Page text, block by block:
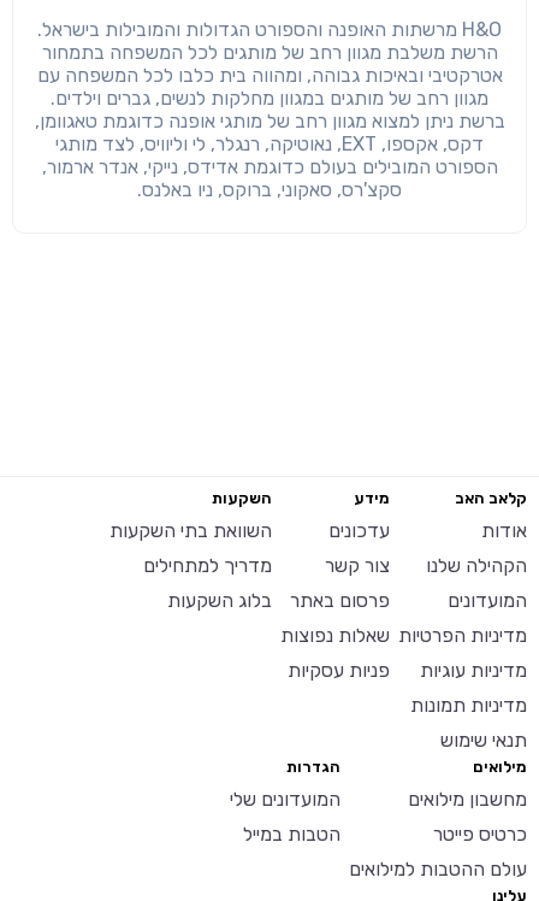
H&O מרשתות האופנה והספורט הגדולות והמובילות בישראל.
הרשת משלבת מגוון רחב של מותגים לכל המשפחה בתמחור
אטרקטיבי ובאיכות גבוהה, ומהווה בית כלבו לכל המשפחה עם
מגוון רחב של מותגים במגוון מחלקות לנשים, גברים וילדים.
ברשת ניתן למצוא מגוון רחב של מותגי אופנה כדוגמת טאגוומן,
דקס, אקספו, EXT, נאוטיקה, רנגלר, לי וליוויס, לצד מותגי
הספורט המובילים בעולם כדוגמת אדידס, נייקי, אנדר ארמור,
סקצ'רס, סאקוני, ברוקס, ניו באלנס.
קלאב האב
אודות
הקהילה שלנו
המועדונים
מדיניות הפרטיות
מדיניות עוגיות
מדיניות תמונות
תנאי שימוש
מידע
עדכונים
צור קשר
פרסום באתר
שאלות נפוצות
פניות עסקיות
השקעות
השוואת בתי השקעות
מדריך למתחילים
בלוג השקעות
מילואים
מחשבון מילואים
כרטיס פייטר
עולם ההטבות למילואים
הגדרות
המועדונים שלי
הטבות במייל
עלינו